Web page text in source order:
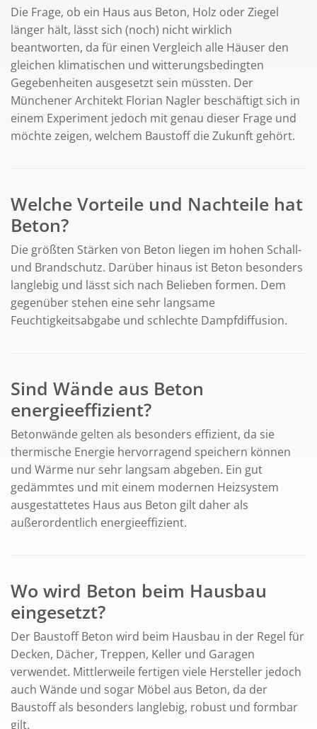
Die Frage, ob ein Haus aus Beton, Holz oder Ziegel
länger hält, lässt sich (noch) nicht wirklich
beantworten, da für einen Vergleich alle Häuser den
gleichen klimatischen und witterungsbedingten
Gegebenheiten ausgesetzt sein müssten. Der
Münchener Architekt Florian Nagler beschäftigt sich in
einem Experiment jedoch mit genau dieser Frage und
möchte zeigen, welchem Baustoff die Zukunft gehört.
Welche Vorteile und Nachteile hat
Beton?
Die größten Stärken von Beton liegen im hohen Schall-
und Brandschutz. Darüber hinaus ist Beton besonders
langlebig und lässt sich nach Belieben formen. Dem
gegenüber stehen eine sehr langsame
Feuchtigkeitsabgabe und schlechte Dampfdiffusion.
Sind Wände aus Beton
energieeffizient?
Betonwände gelten als besonders effizient, da sie
thermische Energie hervorragend speichern können
und Wärme nur sehr langsam abgeben. Ein gut
gedämmtes und mit einem modernen Heizsystem
ausgestattetes Haus aus Beton gilt daher als
außerordentlich energieeffizient.
Wo wird Beton beim Hausbau
eingesetzt?
Der Baustoff Beton wird beim Hausbau in der Regel für
Decken, Dächer, Treppen, Keller und Garagen
verwendet. Mittlerweile fertigen viele Hersteller jedoch
auch Wände und sogar Möbel aus Beton, da der
Baustoff als besonders langlebig, robust und formbar
gilt.